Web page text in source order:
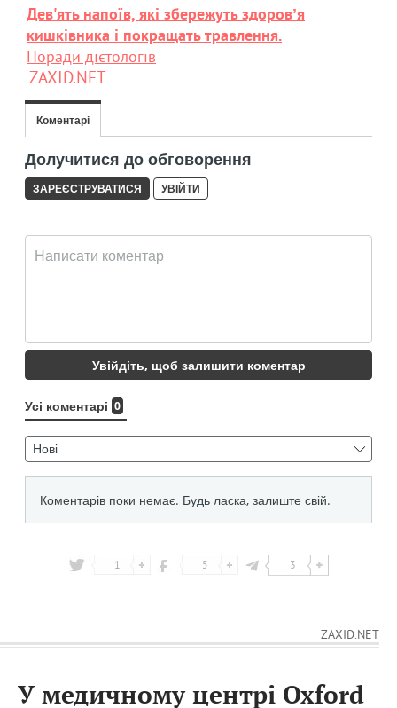
Дев'ять напоїв, які збережуть здоровʼя
кишківника і покращать травлення.
Поради дієтологів
ZAXID.NET
1 5 3
ZAXID.NET
У медичному центрі Oxford